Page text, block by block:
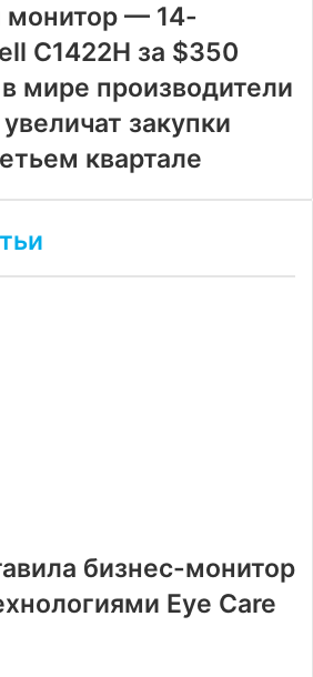
монитор — 14-
C1422H за $350
мире производители
закупки
квартале
бизнес-монитор
Eye Care